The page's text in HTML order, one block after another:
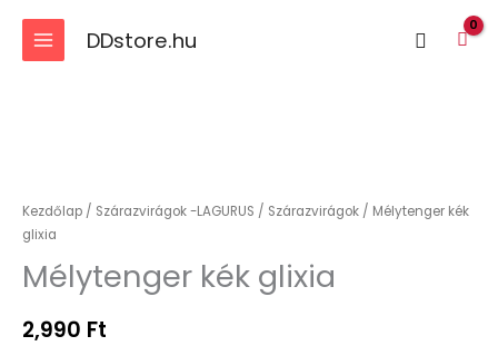
content
DDstore.hu Search
Kezdőlap/ Szárazvirágok -LAGURUS / Szárazvirágok/ Mélytenger kék
glixia
Mélytenger kék glixia
2,990 Ft
glixia
mennyiség